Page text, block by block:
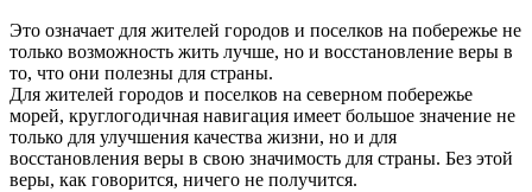
Это означает для жителей городов и поселков на побережье не
только возможность жить лучше, но и восстановление веры в
то, что они полезны для страны.
Для жителей городов и поселков на северном побережье
морей, круглогодичная навигация имеет большое значение не
только для улучшения качества жизни, но и для
восстановления веры в свою значимость для страны. Без этой
веры, как говорится, ничего не получится.